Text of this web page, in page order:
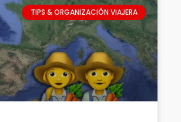
TIPS & ORGANIZACIÓN VIAJERA